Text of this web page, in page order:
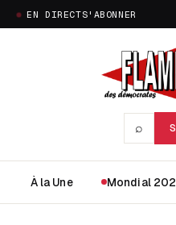
EN DIRECTS'ABONNER
⌕
À la Une Mondial